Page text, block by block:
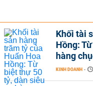
Khối tài
Hồng:
hàng
KINH DOANH -